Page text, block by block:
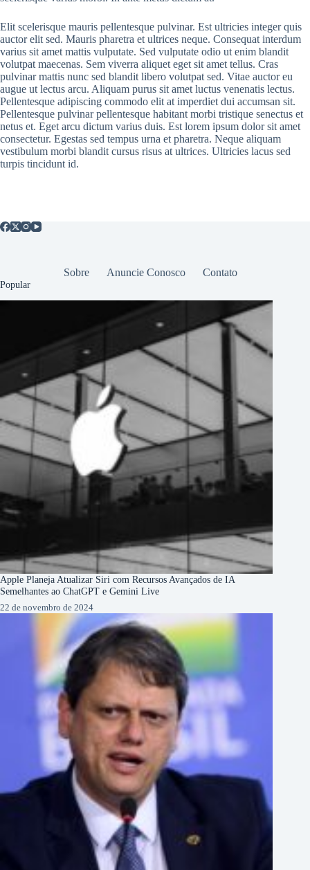
Elit scelerisque mauris pellentesque pulvinar. Est ultricies integer quis
auctor elit sed. Mauris pharetra et ultrices neque. Consequat interdum
varius sit amet mattis vulputate. Sed vulputate odio ut enim blandit
volutpat maecenas. Sem viverra aliquet eget sit amet tellus. Cras
pulvinar mattis nunc sed blandit libero volutpat sed. Vitae auctor eu
augue ut lectus arcu. Aliquam purus sit amet luctus venenatis lectus.
Pellentesque adipiscing commodo elit at imperdiet dui accumsan sit.
Pellentesque pulvinar pellentesque habitant morbi tristique senectus et
netus et. Eget arcu dictum varius duis. Est lorem ipsum dolor sit amet
consectetur. Egestas sed tempus urna et pharetra. Neque aliquam
vestibulum morbi blandit cursus risus at ultrices. Ultricies lacus sed
turpis tincidunt id.
Sobre Anuncie Conosco Contato
Popular
Apple Planeja Atualizar Siri com Recursos Avançados de IA
Semelhantes ao ChatGPT e Gemini Live
22 de novembro de 2024